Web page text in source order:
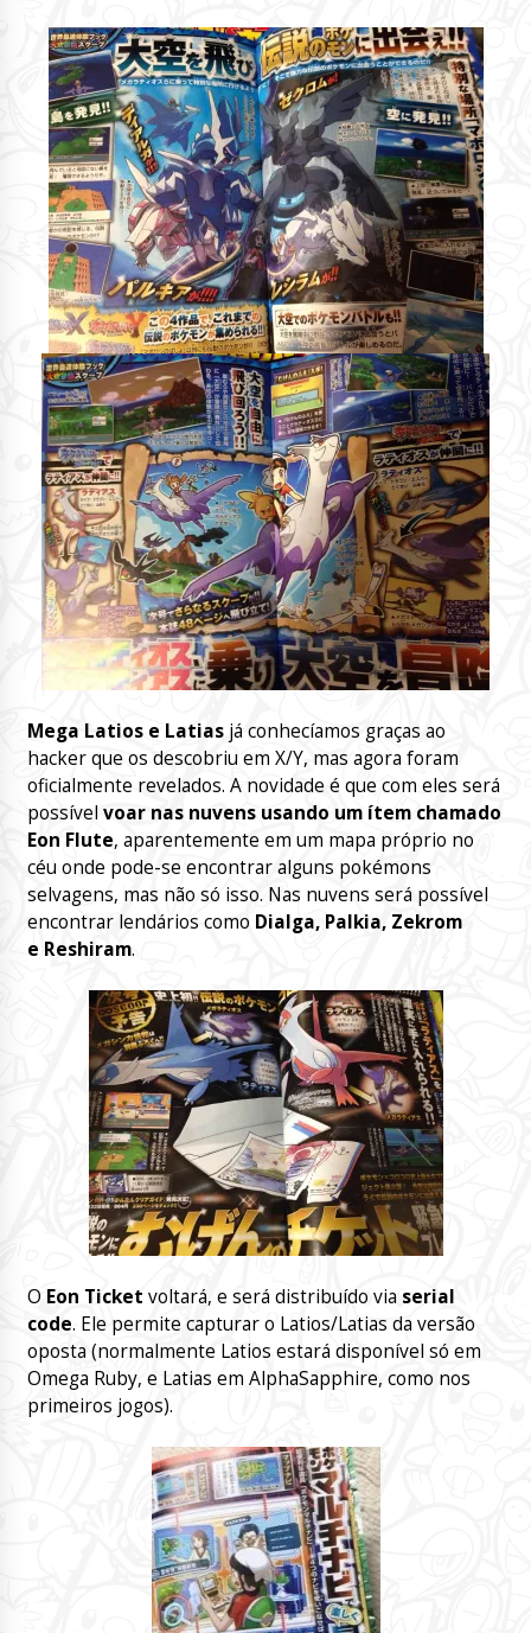
Mega Latios e Latiasjá conhecíamos graças ao
hacker que os descobriu em X/Y, mas agora foram
oficialmente revelados. A novidade é que com eles será
possívelvoar nas nuvens usando um ítem chamado
Eon Flute, aparentemente em um mapa próprio no
céu onde pode-se encontrar alguns pokémons
selvagens, mas não só isso. Nas nuvens será possível
encontrar lendários como Dialga, Palkia, Zekrom
e Reshiram.
O Eon Ticket voltará, e será distribuído via serial
code. Ele permite capturar o Latios/Latias da versão
oposta (normalmente Latios estará disponível só em
Omega Ruby, e Latias em AlphaSapphire, como nos
primeiros jogos).